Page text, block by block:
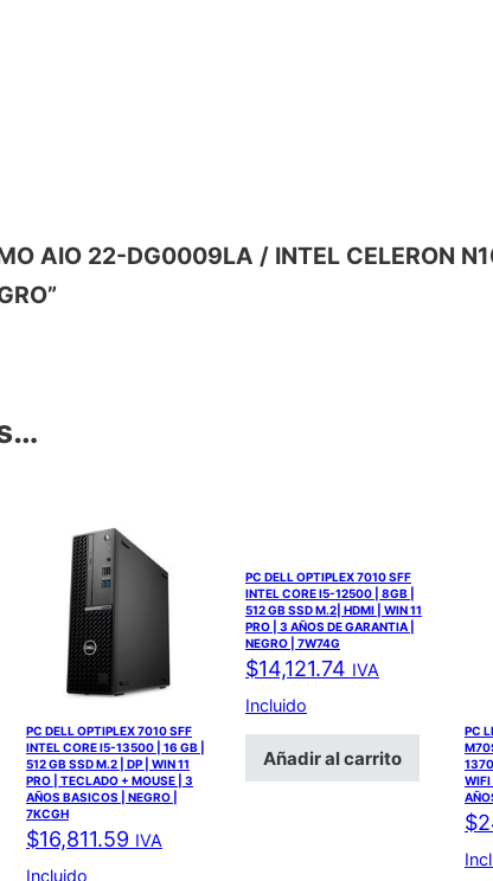
AIO 22-DG0009LA / INTEL CELERON
PC DELL OPTIPLEX 7010 SFF
INTEL CORE I5-13500 | 16 GB |
512 GB SSD M.2 | DP | WIN 11
PRO | TECLADO + MOUSE | 3
AÑOS BASICOS | NEGRO |
7KCGH
$16,811.59 IVA
Incluido
PC DELL OPTIPLEX 7010 SFF
INTEL CORE I5-12500 | 8GB |
512 GB SSD M.2| HDMI | WIN 11
PRO | 3 AÑOS DE GARANTIA |
NEGRO | 7W74G
$14,121.74 IVA
Incluido
Añadir al carrito
PC
WIFI
$